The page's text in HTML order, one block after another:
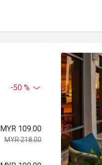
-50 %
MYR 109.00
MYR 218.00